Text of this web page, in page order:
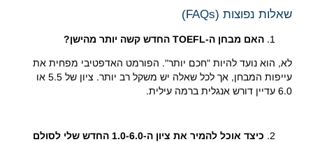
שאלות נפוצות (FAQs)
האם מבחן ה-TOEFL החדש קשה יותר מהישן?
לא, הוא נועד להיות "חכם יותר". הפורמט האדפטיבי מפחית את
עייפות המבחן, אך לכל שאלה יש משקל רב יותר. ציון של 5.5 או
6.0 עדיין דורש אנגלית ברמה עילית.
כיצד אוכל להמיר את ציון ה-1.0-6.0 החדש שלי לסולם